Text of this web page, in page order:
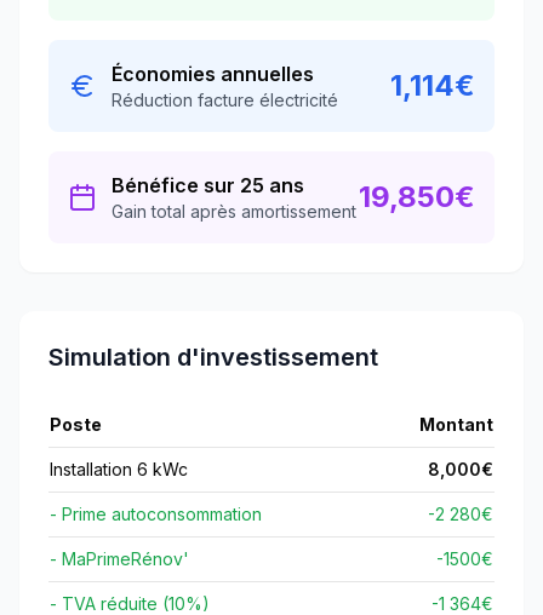
Économies annuelles
Réduction facture électricité 1,114€
Bénéfice sur 25 ans
Gain total après amortissement19,850€
Simulation d'investissement
Poste Montant
Installation 6 kWc 8,000€
- Prime autoconsommation -2 280€
- MaPrimeRénov' -1500€
- TVA réduite (10%) -1 364€